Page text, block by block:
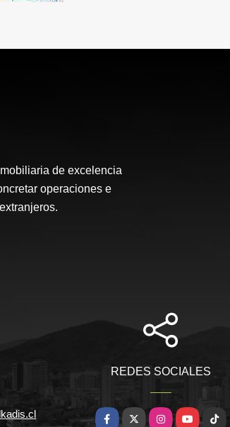
de excelencia
operaciones e
REDES SOCIALES
Facebook
X InstagramYouTubeTikTok